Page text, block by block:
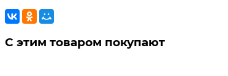
С этим товаром покупают